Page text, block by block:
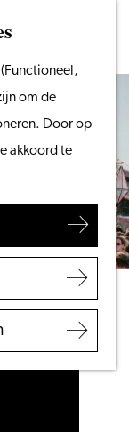
om de
Door op
akkoord te
het water
& drinken
kinderen
Leiden
Leiden